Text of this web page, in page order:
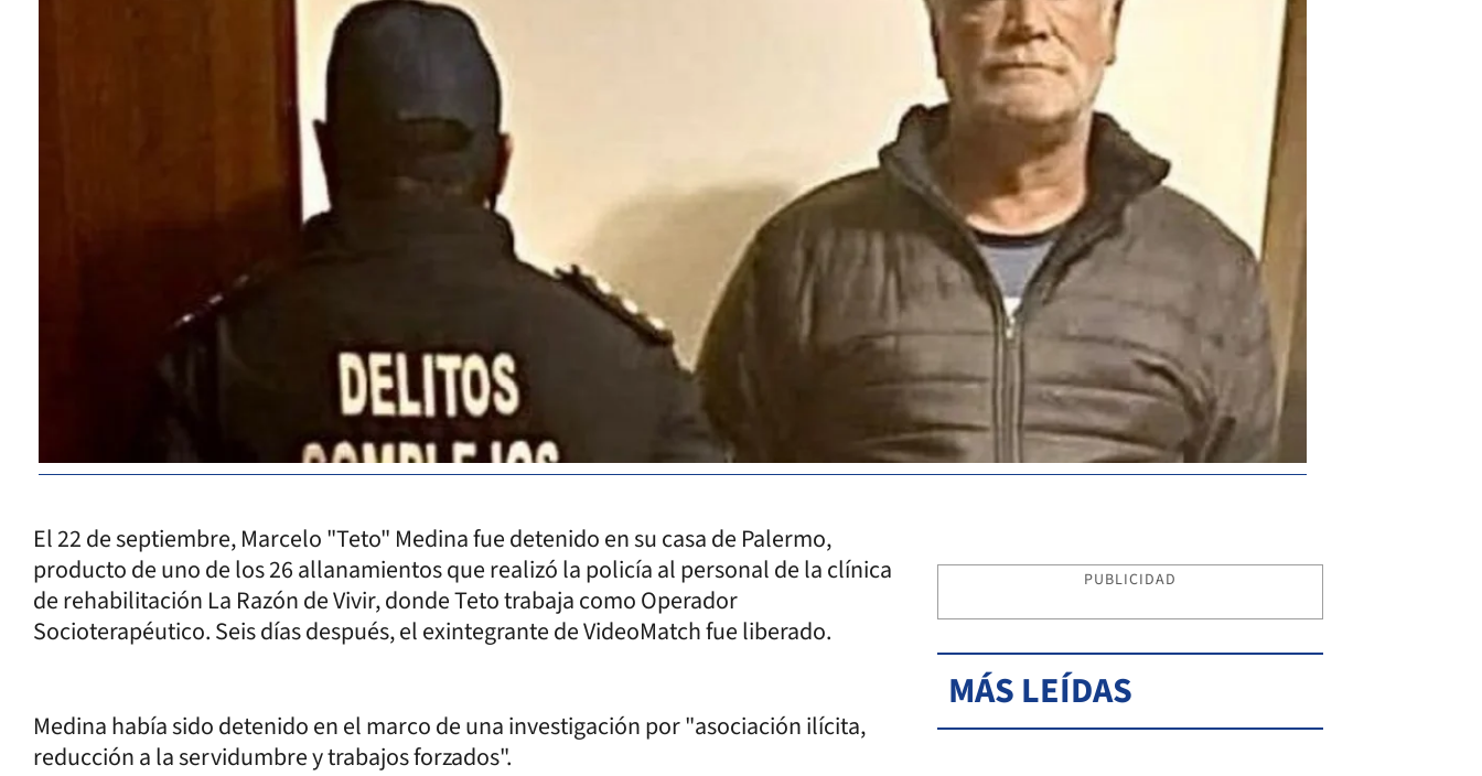
El 22 de septiembre, Marcelo "Teto" Medina fue detenido en su casa de Palermo,
producto de uno de los 26 allanamientos que realizó la policía al personal de la clínica
de rehabilitación La Razón de Vivir, donde Teto trabaja como Operador
Socioterapéutico. Seis días después, el exintegrante de VideoMatch fue liberado.
Medina había sido detenido en el marco de una investigación por "asociación ilícita,
reducción a la servidumbre y trabajos forzados".
PUBLICIDAD
MÁS LEÍDAS